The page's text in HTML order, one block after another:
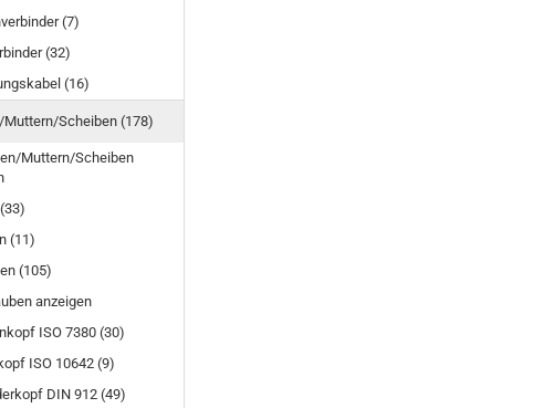
(7)
(32)
(16)
Muttern/Scheiben (178)
Muttern/Scheiben
(11)
(105)
anzeigen
ISO 7380 (30)
ISO 10642 (9)
DIN 912 (49)